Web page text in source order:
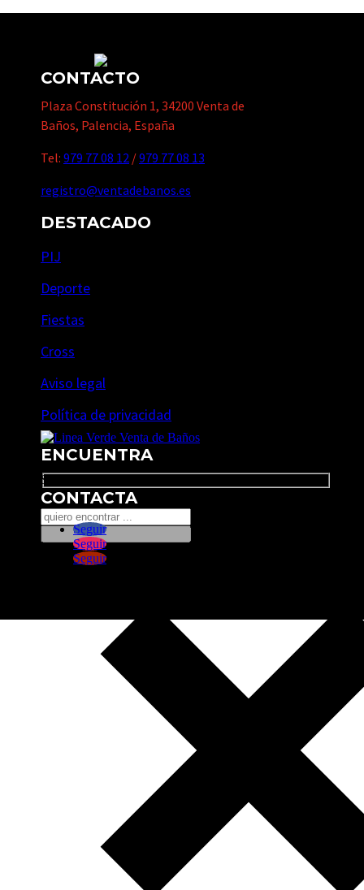
CONTACTO
Plaza Constitución 1, 34200 Venta de
Baños, Palencia, España
Tel: 979 77 08 12 /979 77 08 13
registro@ventadebanos.es
DESTACADO
PIJ
Deporte
Fiestas
Cross
Aviso legal
Política de privacidad
ENCUENTRA
Search
CONTACTA
Seguir
Seguir
Seguir